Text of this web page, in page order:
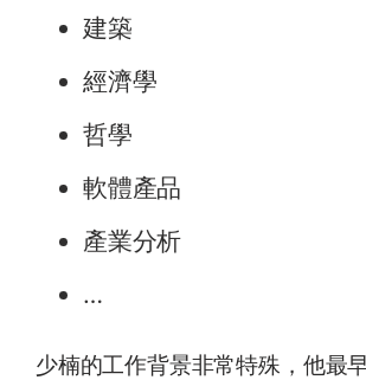
建築
經濟學
哲學
軟體產品
產業分析
…
少楠的工作背景非常特殊，他最